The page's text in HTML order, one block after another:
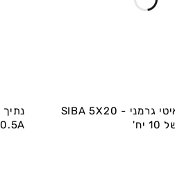
נתיך זכוכית איטי גרמני SIBA 5X20 -
0.5A חבילה של 10 יח'